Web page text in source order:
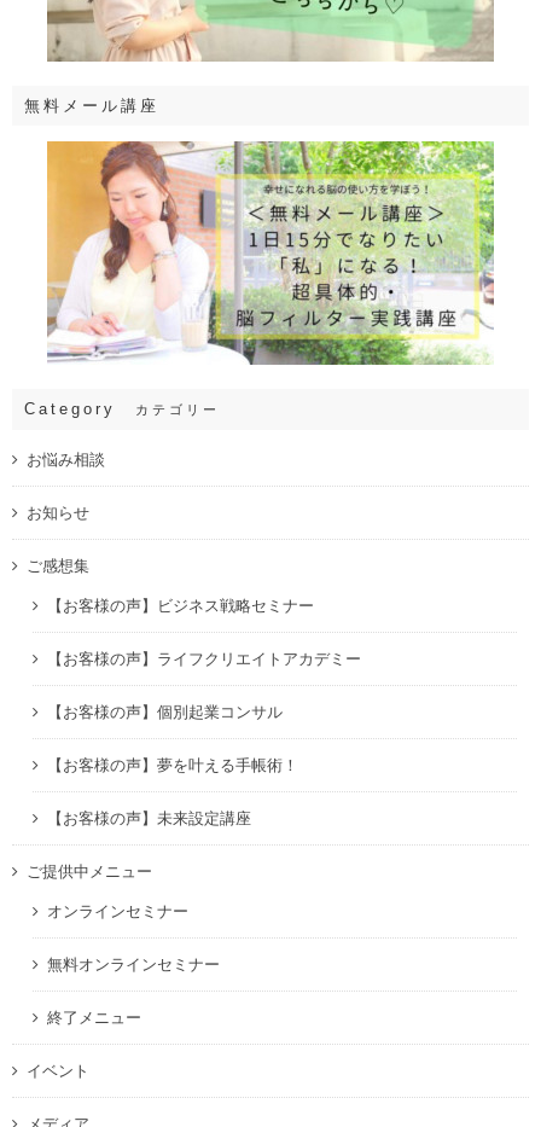
無料メール講座
Category カテゴリー
お悩み相談
お知らせ
ご感想集
【お客様の声】ビジネス戦略セミナー
【お客様の声】ライフクリエイトアカデミー
【お客様の声】個別起業コンサル
【お客様の声】夢を叶える手帳術！
【お客様の声】未来設定講座
ご提供中メニュー
オンラインセミナー
無料オンラインセミナー
終了メニュー
イベント